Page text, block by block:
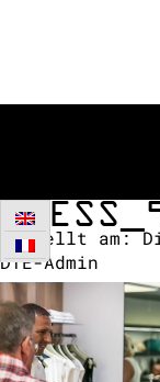
CORPORATE EVENTS
KONZEPTE /
Erstellt am:
DTE-Admin